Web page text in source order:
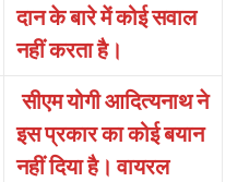
दान के बारे में कोई सवाल
नहीं करता है।
सीएम योगी आदित्यनाथ ने
इस प्रकार का कोई बयान
नहीं दिया है। वायरल